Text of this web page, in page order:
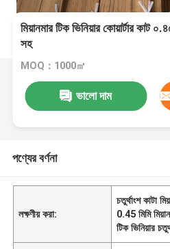
মিয়ানমার টিক ভিনিয়ার কোয়ার্টার কাট
সহ
MOQ：1000㎡
ভালো দাম
পণ্যের বর্ণনা
লক্ষণীয় করা:
চতুর্থাংশ কাটা
0.45 মিমি
টিক ভিনিয়ার